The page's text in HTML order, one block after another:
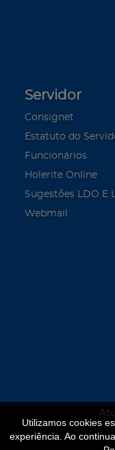
Utilizamos cookies
experiência. Ao
Servidor
Consignet
Estatuto do
Funcionários
Holerite Online
Sugestões LDO E
Webmail